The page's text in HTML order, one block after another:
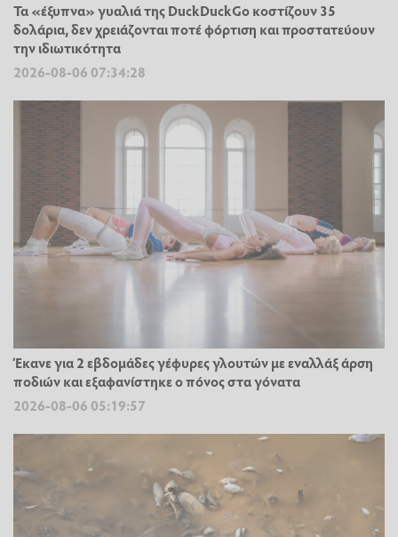
Τα «έξυπνα» γυαλιά της DuckDuckGo κοστίζουν 35
δολάρια, δεν χρειάζονται ποτέ φόρτιση και προστατεύουν
την ιδιωτικότητα
2026-08-06 07:34:28
Έκανε για 2 εβδομάδες γέφυρες γλουτών με εναλλάξ άρση
ποδιών και εξαφανίστηκε ο πόνος στα γόνατα
2026-08-06 05:19:57